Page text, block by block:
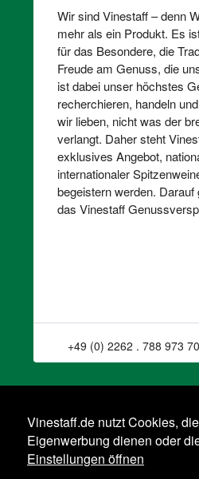
Wir sind Vinestaff – denn
mehr als ein Produkt. Es
für das Besondere, die
Freude am Genuss, die
ist dabei unser höchstes
recherchieren, handeln
wir lieben, nicht was der
verlangt. Daher steht
exklusives Angebot,
internationaler
begeistern werden. Darauf
das Vinestaff
+49 (0) 2262 . 788 973 70⁠
Vinestaff.de nutzt Cookies,
Eigenwerbung dienen oder
Einstellungen öffnen